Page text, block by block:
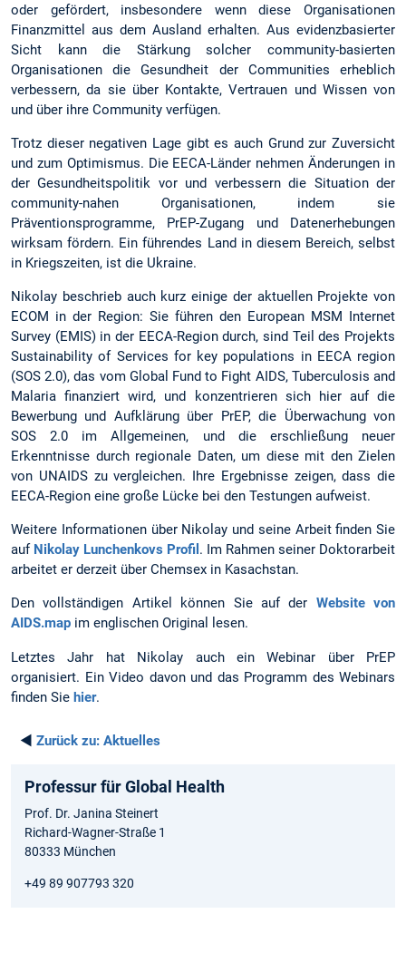
oder gefördert, insbesondere wenn diese Organisationen
Finanzmittel aus dem Ausland erhalten. Aus evidenzbasierter
Sicht kann die Stärkung solcher community-basierten
Organisationen die Gesundheit der Communities erheblich
verbessern, da sie über Kontakte, Vertrauen und Wissen von
und über ihre Community verfügen.
Trotz dieser negativen Lage gibt es auch Grund zur Zuversicht
und zum Optimismus. Die EECA-Länder nehmen Änderungen in
der Gesundheitspolitik vor und verbessern die Situation der
community-nahen Organisationen, indem sie
Präventionsprogramme, PrEP-Zugang und Datenerhebungen
wirksam fördern. Ein führendes Land in diesem Bereich, selbst
in Kriegszeiten, ist die Ukraine.
Nikolay beschrieb auch kurz einige der aktuellen Projekte von
ECOM in der Region: Sie führen den European MSM Internet
Survey (EMIS) in der EECA-Region durch, sind Teil des Projekts
Sustainability of Services for key populations in EECA region
(SOS 2.0), das vom Global Fund to Fight AIDS, Tuberculosis and
Malaria finanziert wird, und konzentrieren sich hier auf die
Bewerbung und Aufklärung über PrEP, die Überwachung von
SOS 2.0 im Allgemeinen, und die erschließung neuer
Erkenntnisse durch regionale Daten, um diese mit den Zielen
von UNAIDS zu vergleichen. Ihre Ergebnisse zeigen, dass die
EECA-Region eine große Lücke bei den Testungen aufweist.
Weitere Informationen über Nikolay und seine Arbeit finden Sie
auf Nikolay Lunchenkovs Profil . Im Rahmen seiner Doktorarbeit
arbeitet er derzeit über Chemsex in Kasachstan.
Den vollständigen Artikel können Sie auf der Website von
AIDS.map im englischen Original lesen.
Letztes Jahr hat Nikolay auch ein Webinar über PrEP
organisiert. Ein Video davon und das Programm des Webinars
finden Sie hier.
◄ Zurück zu: Aktuelles
Professur für Global Health
Prof. Dr. Janina Steinert
Richard-Wagner-Straße 1
80333 München
+49 89 907793 320